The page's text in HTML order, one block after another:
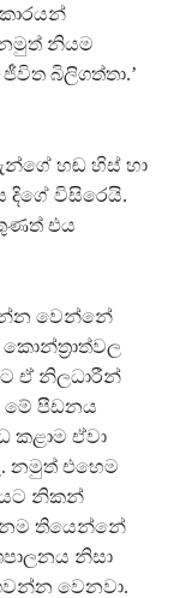
නියම
බිලිගත්තා.’
හඬ හිස් හා
විසිරෙයි.
එය
වෙන්නේ
ඒ නිලධාරීන්
මේ පීඩනය
කළාම ඒවා
නමුත් එහෙම
නිකන්
තියෙන්නේ
නිසා
වෙනවා.